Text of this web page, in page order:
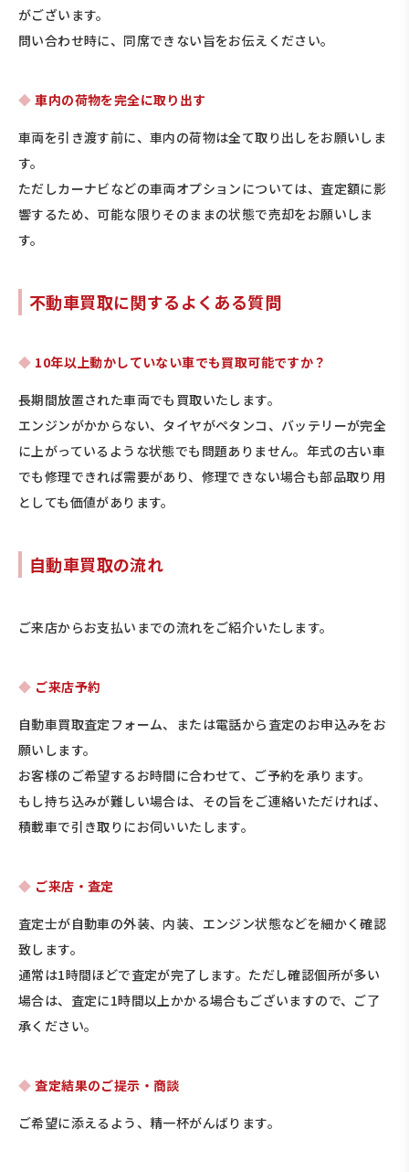
がございます。
問い合わせ時に、同席できない旨をお伝えください。
車内の荷物を完全に取り出す
車両を引き渡す前に、車内の荷物は全て取り出しをお願いしま
す。
ただしカーナビなどの車両オプションについては、査定額に影
響するため、可能な限りそのままの状態で売却をお願いしま
す。
不動車買取に関するよくある質問
10年以上動かしていない車でも買取可能ですか？
長期間放置された車両でも買取いたします。
エンジンがかからない、タイヤがペタンコ、バッテリーが完全
に上がっているような状態でも問題ありません。年式の古い車
でも修理できれば需要があり、修理できない場合も部品取り用
としても価値があります。
自動車買取の流れ
ご来店からお支払いまでの流れをご紹介いたします。
ご来店予約
自動車買取査定フォーム、または電話から査定のお申込みをお
願いします。
お客様のご希望するお時間に合わせて、ご予約を承ります。
もし持ち込みが難しい場合は、その旨をご連絡いただければ、
積載車で引き取りにお伺いいたします。
ご来店・査定
査定士が自動車の外装、内装、エンジン状態などを細かく確認
致します。
通常は1時間ほどで査定が完了します。ただし確認個所が多い
場合は、査定に1時間以上かかる場合もございますので、ご了
承ください。
査定結果のご提示・商談
ご希望に添えるよう、精一杯がんばります。